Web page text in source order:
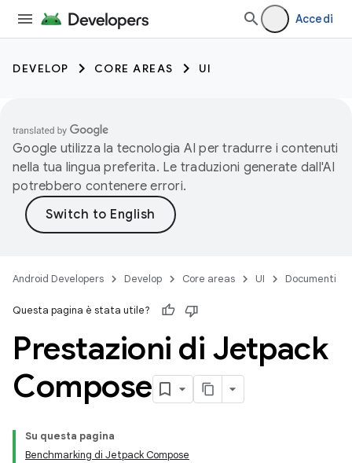
Accedi
DEVELOP CORE AREAS UI
Google utilizza la tecnologia AI per tradurre i contenuti
nella tua lingua preferita. Le traduzioni generate dall'AI
potrebbero contenere errori.
Android Developers Develop Core areas UI Documenti
Questa pagina è stata utile?
Prestazioni di Jetpack
Compose
Su questa pagina
Benchmarking di Jetpack Compose